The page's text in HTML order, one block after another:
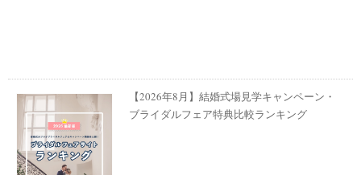
【2026年8月】結婚式場見学キャンペーン・
ブライダルフェア特典比較ランキング